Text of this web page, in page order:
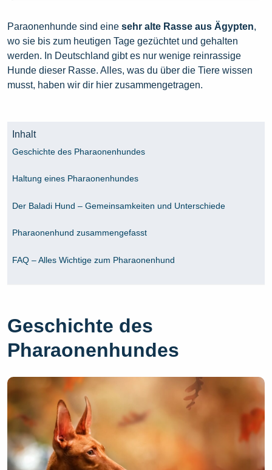
Paraonenhunde sind eine sehr alte Rasse aus Ägypten,
wo sie bis zum heutigen Tage gezüchtet und gehalten
werden. In Deutschland gibt es nur wenige reinrassige
Hunde dieser Rasse. Alles, was du über die Tiere wissen
musst, haben wir dir hier zusammengetragen.
Inhalt
Geschichte des Pharaonenhundes
Haltung eines Pharaonenhundes
Der Baladi Hund – Gemeinsamkeiten und Unterschiede
Pharaonenhund zusammengefasst
FAQ – Alles Wichtige zum Pharaonenhund
Geschichte des
Pharaonenhundes